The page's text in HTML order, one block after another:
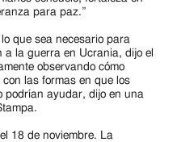
para paz.”
que sea necesario para
a la guerra en Ucrania, dijo el
observando cómo
las formas en que los
podrían ayudar, dijo en una
18 de noviembre. La